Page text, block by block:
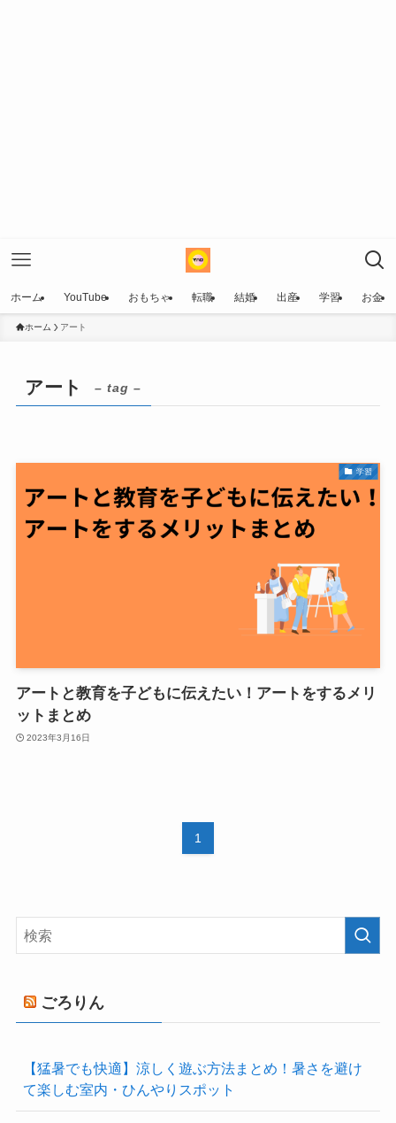
ホーム YouTube おもちゃ 転職 結婚 出産 学習 お金
ホーム アート
アート – tag –
学習
アートと教育を子どもに伝えたい！アートをするメリ
ットまとめ
2023年3月16日
1
ごろりん
【猛暑でも快適】涼しく遊ぶ方法まとめ！暑さを避け
て楽しむ室内・ひんやりスポット